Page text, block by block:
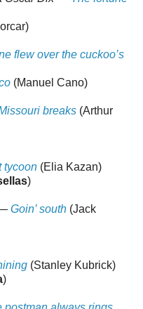
flew over the cuckoo’s
(Manuel Cano)
breaks (Arthur
tycoon (Elia Kazan)
)
Goin’ south (Jack
(Stanley Kubrick)
)